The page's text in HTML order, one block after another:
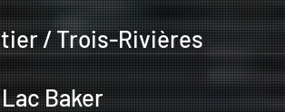
/ Trois-Rivières
Baker